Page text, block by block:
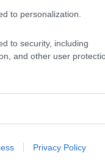
to personalization.
to security, including
and other user
Privacy Policy
μουσική